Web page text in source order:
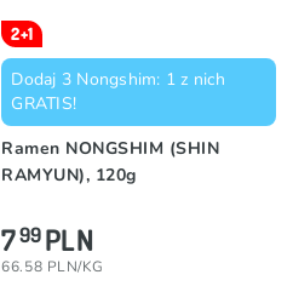
2+1
Dodaj 3 Nongshim: 1 z nich
GRATIS!
Ramen NONGSHIM (SHIN
RAMYUN), 120g
799PLN
66.58 PLN/KG